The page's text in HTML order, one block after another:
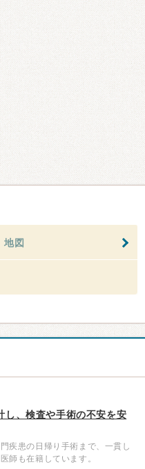
地図
し、検査や手術の不安を安
疾患の日帰り手術まで、一貫し
師も在籍しています。